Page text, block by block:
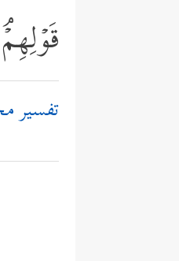
تفسير